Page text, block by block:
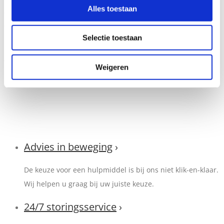
Alles toestaan
Selectie toestaan
Weigeren
woningaanpassingen of neem vrijblijvend contact op met
WoonCare, ons woningaanpasbedrijf met landelijke dekking:
E-mail:wooncare@meyra.nl
Telefoon: 0252 – 36 31 00 (op werkdagen van 8.30 tot 17 uur
bereikbaar)
Advies in beweging ›
De keuze voor een hulpmiddel is bij ons niet klik-en-klaar.
Wij helpen u graag bij uw juiste keuze.
24/7 storingsservice ›